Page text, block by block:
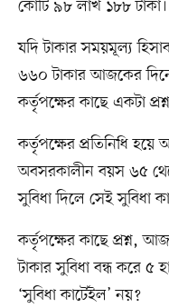
কোটি ৯৮ লাখ ১৮৮ টাকা।
যদি টাকার সময়মূল্য
৬৬০ টাকার আজকের
কর্তৃপক্ষের কাছে একটা
কর্তৃপক্ষের প্রতিনিধি
অবসরকালীন বয়স ৬৫
সুবিধা দিলে সেই সুবিধা
কর্তৃপক্ষের কাছে প্রশ্ন,
টাকার সুবিধা বন্ধ করে ৫
‘সুবিধা কার্টেইল’ নয়?